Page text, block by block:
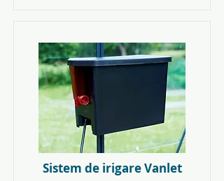
Sistem de irigare Vanlet